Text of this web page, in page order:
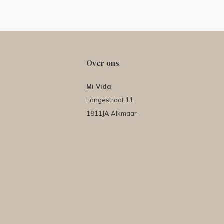
Over ons
Mi Vida
Langestraat 11
1811JA Alkmaar